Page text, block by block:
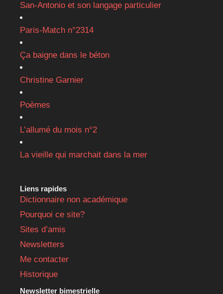
San-Antonio et son langage particulier
Paris-Match n°2314
Ça baigne dans le béton
Christine Garnier
Poèmes
L’allumé du mois n°2
La vieille qui marchait dans la mer
Liens rapides
Dictionnaire non académique
Pourquoi ce site?
Sites d’amis
Newsletters
Me contacter
Historique
Newsletter bimestrielle